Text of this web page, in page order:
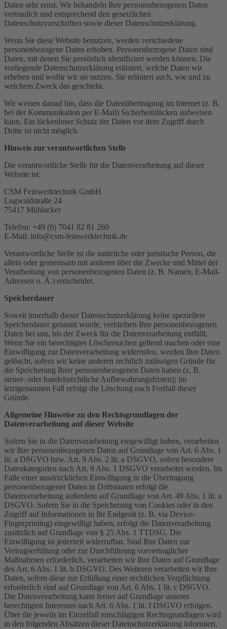
Daten sehr ernst. Wir behandeln Ihre personenbezogenen Daten
vertraulich und entsprechend den gesetzlichen
Datenschutzvorschriften sowie dieser Datenschutzerklärung.
Wenn Sie diese Website benutzen, werden verschiedene
personenbezogene Daten erhoben. Personenbezogene Daten sind
Daten, mit denen Sie persönlich identifiziert werden können. Die
vorliegende Datenschutzerklärung erläutert, welche Daten wir
erheben und wofür wir sie nutzen. Sie erläutert auch, wie und zu
welchem Zweck das geschieht.
Wir weisen darauf hin, dass die Datenübertragung im Internet (z. B.
bei der Kommunikation per E-Mail) Sicherheitslücken aufweisen
kann. Ein lückenloser Schutz der Daten vor dem Zugriff durch
Dritte ist nicht möglich.
Hinweis zur verantwortlichen Stelle
Die verantwortliche Stelle für die Datenverarbeitung auf dieser
Website ist:
CSM Feinwerktechnik GmbH
Lugwaldstraße 24
75417 Mühlacker
Telefon: +49 (0) 7041 82 81 260
E-Mail: info@csm-feinwerktechnik.de
Verantwortliche Stelle ist die natürliche oder juristische Person, die
allein oder gemeinsam mit anderen über die Zwecke und Mittel der
Verarbeitung von personenbezogenen Daten (z. B. Namen, E-Mail-
Adressen o. Ä.) entscheidet.
Speicherdauer
Soweit innerhalb dieser Datenschutzerklärung keine speziellere
Speicherdauer genannt wurde, verbleiben Ihre personenbezogenen
Daten bei uns, bis der Zweck für die Datenverarbeitung entfällt.
Wenn Sie ein berechtigtes Löschersuchen geltend machen oder eine
Einwilligung zur Datenverarbeitung widerrufen, werden Ihre Daten
gelöscht, sofern wir keine anderen rechtlich zulässigen Gründe für
die Speicherung Ihrer personenbezogenen Daten haben (z. B.
steuer- oder handelsrechtliche Aufbewahrungsfristen); im
letztgenannten Fall erfolgt die Löschung nach Fortfall dieser
Gründe.
Allgemeine Hinweise zu den Rechtsgrundlagen der
Datenverarbeitung auf dieser Website
Sofern Sie in die Datenverarbeitung eingewilligt haben, verarbeiten
wir Ihre personenbezogenen Daten auf Grundlage von Art. 6 Abs. 1
lit. a DSGVO bzw. Art. 9 Abs. 2 lit. a DSGVO, sofern besondere
Datenkategorien nach Art. 9 Abs. 1 DSGVO verarbeitet werden. Im
Falle einer ausdrücklichen Einwilligung in die Übertragung
personenbezogener Daten in Drittstaaten erfolgt die
Datenverarbeitung außerdem auf Grundlage von Art. 49 Abs. 1 lit. a
DSGVO. Sofern Sie in die Speicherung von Cookies oder in den
Zugriff auf Informationen in Ihr Endgerät (z. B. via Device-
Fingerprinting) eingewilligt haben, erfolgt die Datenverarbeitung
zusätzlich auf Grundlage von § 25 Abs. 1 TTDSG. Die
Einwilligung ist jederzeit widerrufbar. Sind Ihre Daten zur
Vertragserfüllung oder zur Durchführung vorvertraglicher
Maßnahmen erforderlich, verarbeiten wir Ihre Daten auf Grundlage
des Art. 6 Abs. 1 lit. b DSGVO. Des Weiteren verarbeiten wir Ihre
Daten, sofern diese zur Erfüllung einer rechtlichen Verpflichtung
erforderlich sind auf Grundlage von Art. 6 Abs. 1 lit. c DSGVO.
Die Datenverarbeitung kann ferner auf Grundlage unseres
berechtigten Interesses nach Art. 6 Abs. 1 lit. f DSGVO erfolgen.
Über die jeweils im Einzelfall einschlägigen Rechtsgrundlagen wird
in den folgenden Absätzen dieser Datenschutzerklärung informiert.